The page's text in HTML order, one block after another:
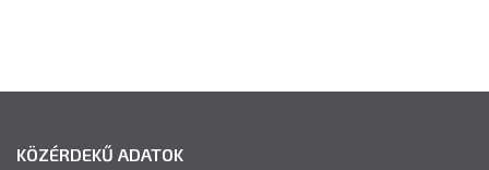
KÖZÉRDEKŰ ADATOK